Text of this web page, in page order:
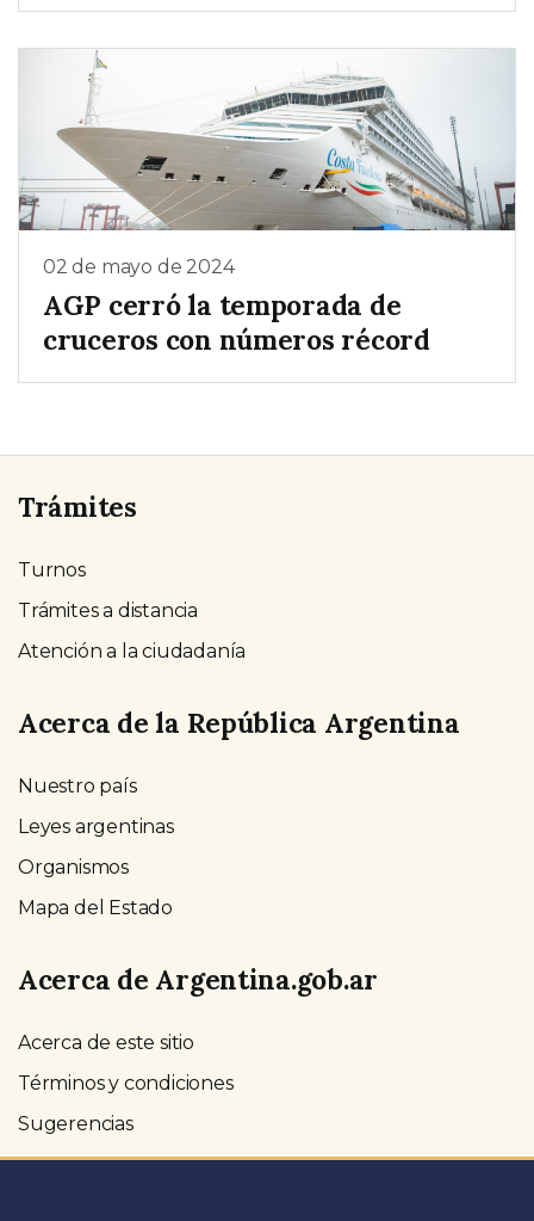
02 de mayo de 2024
AGP cerró la temporada de
cruceros con números récord
Trámites
Turnos
Trámites a distancia
Atención a la ciudadanía
Acerca de la República Argentina
Nuestro país
Leyes argentinas
Organismos
Mapa del Estado
Acerca de Argentina.gob.ar
Acerca de este sitio
Términos y condiciones
Sugerencias